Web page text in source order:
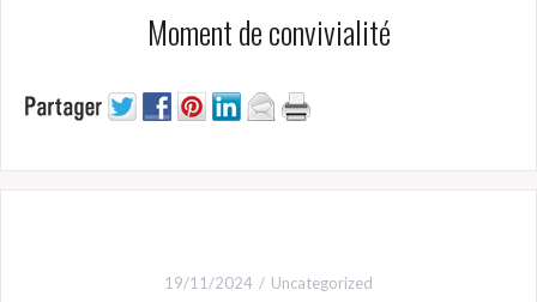
Moment de convivialité
19/11/2024 Uncategorized